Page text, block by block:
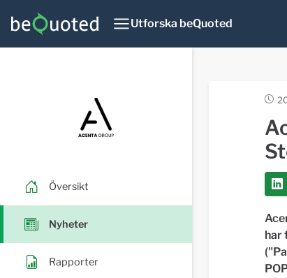
Utforska beQuoted
Översikt
Nyheter
Rapporter
har